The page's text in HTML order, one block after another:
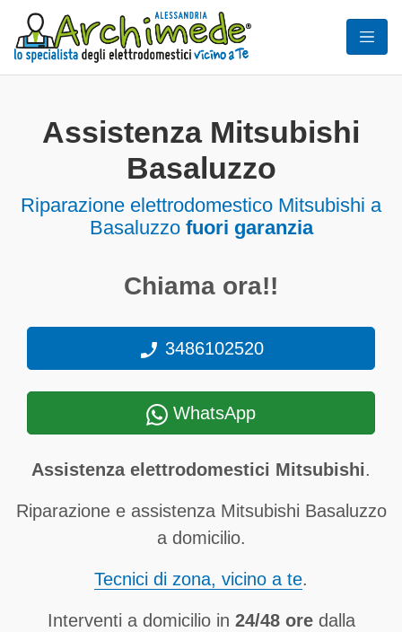
Assistenza Mitsubishi
Basaluzzo
Riparazione elettrodomestico Mitsubishi a
Basaluzzo fuori garanzia
Chiama ora!!
3486102520
WhatsApp
Assistenza elettrodomestici Mitsubishi.
Riparazione e assistenza Mitsubishi Basaluzzo
a domicilio.
Tecnici di zona, vicino a te.
Interventi a domicilio in 24/48 oredalla